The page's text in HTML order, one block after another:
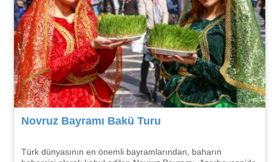
Novruz Bayramı Bakü Turu
Türk dünyasının en önemli bayramlarından, baharın